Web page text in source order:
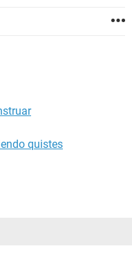
quistes